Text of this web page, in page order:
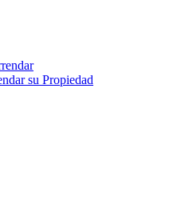
su Propiedad